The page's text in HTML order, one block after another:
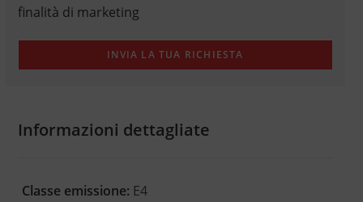
finalità di marketing
Informazioni dettagliate
Classe emissione: E4